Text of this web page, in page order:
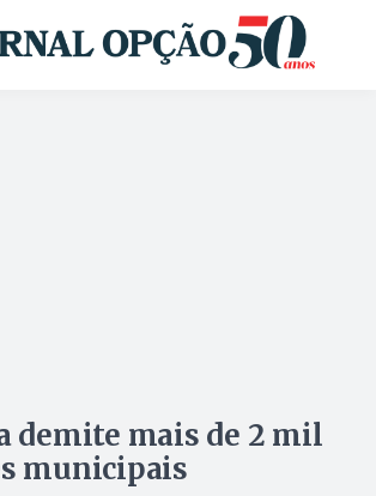
demite mais de 2 mil
municipais